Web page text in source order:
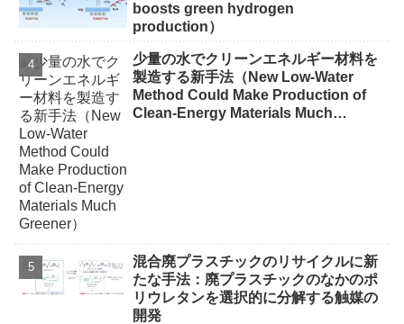
boosts green hydrogen
production）
少量の水でクリーンエネルギー材料を
製造する新手法（New Low-Water
Method Could Make Production of
Clean-Energy Materials Much
混合廃プラスチックのリサイクルに新
たな手法：廃プラスチックのなかのポ
リウレタンを選択的に分解する触媒の
開発